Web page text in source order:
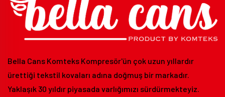
Bella Cans Komteks Kompresör'ün çok uzun yıllardır
ürettiği tekstil kovaları adına doğmuş bir markadır.
Yaklaşık 30 yıldır piyasada varlığımızı sürdürmekteyiz.